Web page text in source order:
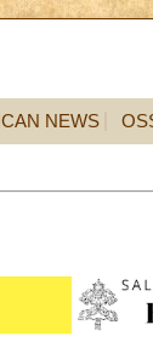
NEWS